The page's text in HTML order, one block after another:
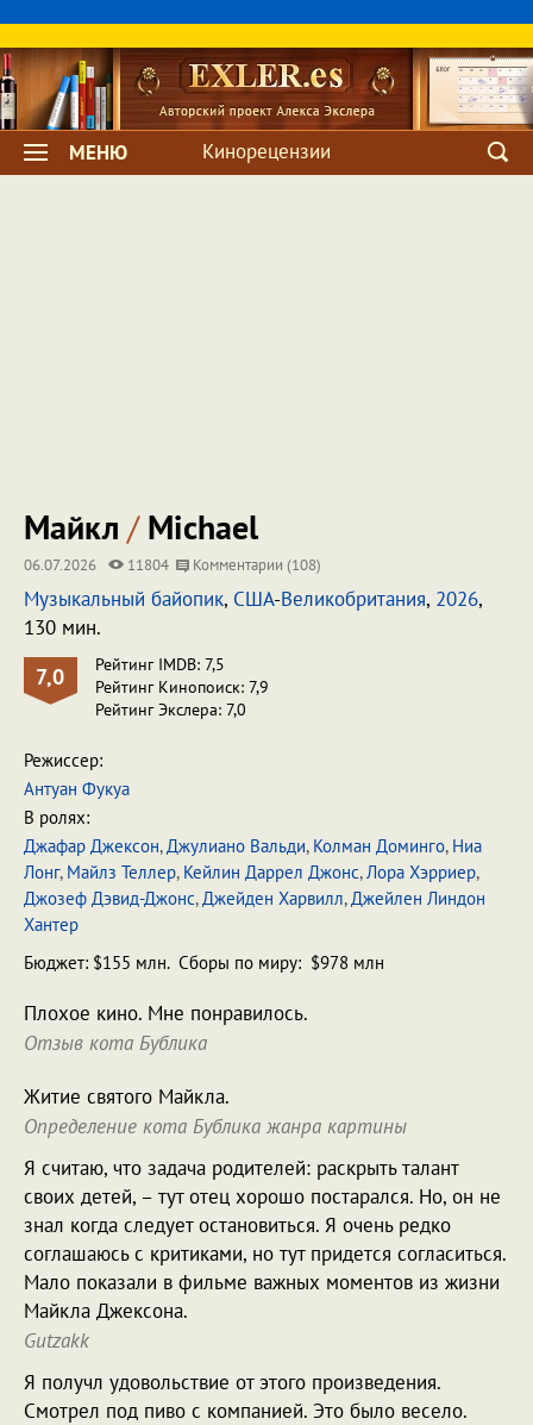
МЕНЮ Кинорецензии
Майкл /Michael
06.07.2026 11804 Комментарии (108)
Музыкальный байопик, США-Великобритания, 2026,
130 мин.
7,0
Рейтинг IMDB: 7,5
Рейтинг Кинопоиск: 7,9
Рейтинг Экслера: 7,0
Режиссер:
Антуан Фукуа
В ролях:
Джафар Джексон,Джулиано Вальди, Колман Доминго, Ниа
Лонг, Майлз Теллер, Кейлин Даррел Джонс,Лора Хэрриер,
Джозеф Дэвид-Джонс,Джейден Харвилл,Джейлен Линдон
Хантер
Бюджет: $155 млн. Сборы по миру: $978 млн
Плохое кино. Мне понравилось.
Отзыв кота Бублика
Житие святого Майкла.
Определение кота Бублика жанра картины
Я считаю, что задача родителей: раскрыть талант
своих детей, – тут отец хорошо постарался. Но, он не
знал когда следует остановиться. Я очень редко
соглашаюсь с критиками, но тут придется согласиться.
Мало показали в фильме важных моментов из жизни
Майкла Джексона.
Gutzakk
Я получл удовольствие от этого произведения.
Смотрел под пиво с компанией. Это было весело.